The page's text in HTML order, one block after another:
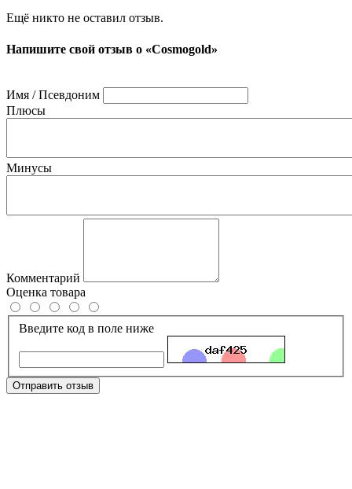
Ещё никто не оставил отзыв.
Напишите свой отзыв о «Cosmogold»
Имя / Псевдоним
Плюсы
Минусы
Комментарий
Оценка товара
Введите код в поле ниже
Отправить отзыв